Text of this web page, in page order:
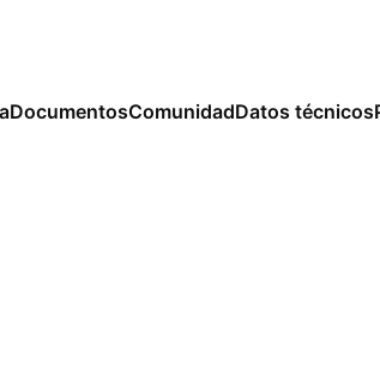
DocumentosComunidadDatos técnicos